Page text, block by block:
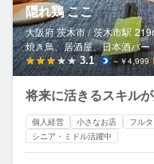
隠れ鶏 ここ
大阪府 茨木市 / 茨木市駅
焼き鳥、居酒屋、日本酒バー
3.1 ～￥4,999
将来に活きるスキル
個人経営 小さなお店 フル
シニア・ミドル活躍中